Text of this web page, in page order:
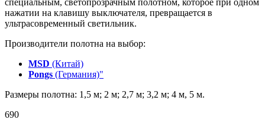
специальным, светопрозрачным полотном, которое при одном
нажатии на клавишу выключателя, превращается в
ультрасовременный светильник.
Производители полотна на выбор:
MSD (Китай)
Pongs (Германия)"
Размеры полотна: 1,5 м; 2 м; 2,7 м; 3,2 м; 4 м, 5 м.
690